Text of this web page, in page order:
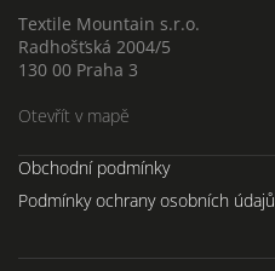
Textile Mountain s.r.o.
Radhošťská 2004/5
130 00 Praha 3
Otevřít v mapě
Obchodní podmínky
Podmínky ochrany osobních údajů